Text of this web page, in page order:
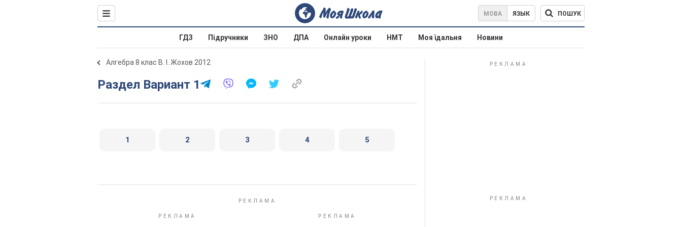
МОВА ЯЗЫК ПОШУК
ГДЗ Підручники ЗНО ДПА Онлайн уроки НМТ Моя їдальня Новини
Алгебра 8 клас В. І. Жохов 2012
Раздел Вариант 1
1 2 3 4 5